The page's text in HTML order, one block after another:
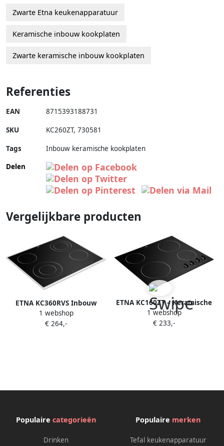
Zwarte Etna keukenapparatuur
Keramische inbouw kookplaten
Zwarte keramische inbouw kookplaten
Referenties
EAN 8715393188731
SKU KC260ZT, 730581
Tags
Inbouw keramische kookplaten
Delen
Vergelijkbare producten
ETNA KC360RVS Inbouw
keramische kookplaat Zwart
1 webshop
€ 264,-
ETNA KC160ZT – Keramische
– Inbouw kookplaat
Draaiknoppen
1 webshop
€ 233,-
Populaire categorieën
Drinken
Populaire merken
Tefal keukenapparatuur